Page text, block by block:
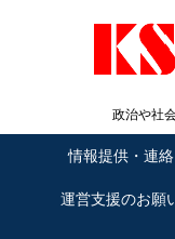
政治や社
情報提供・連絡
運営支援のお願